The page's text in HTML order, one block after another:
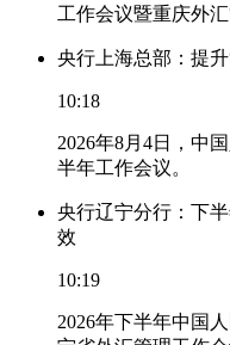
工作会议暨重庆外汇
央行上海总部：提升
10:18
2026年8月4日，中
半年工作会议。
央行辽宁分行：下
效
10:19
2026年下半年中国